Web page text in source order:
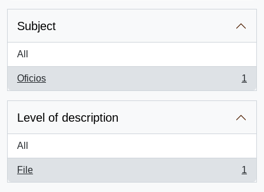
Subject
All
Oficios
, 1 results
1
Level of description
All
File
, 1 results
1